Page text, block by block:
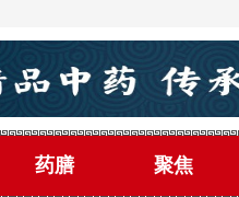
药膳 聚焦